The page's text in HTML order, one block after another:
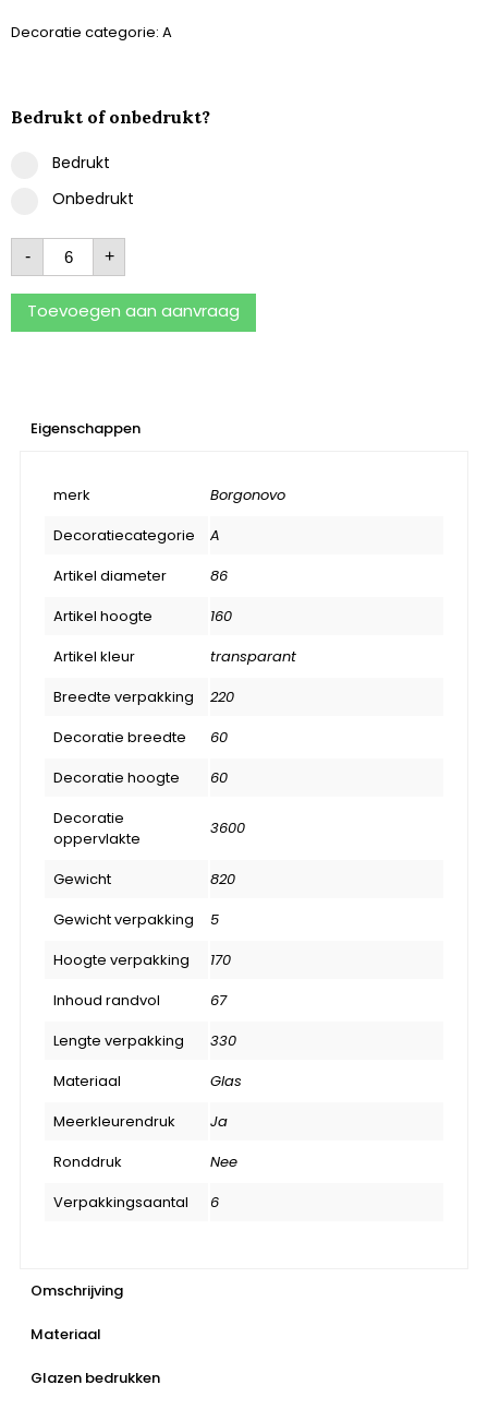
Decoratie categorie: A
Bedrukt of onbedrukt?
Bedrukt
Onbedrukt
- +
Toevoegen aan aanvraag
Eigenschappen
merk
Borgonovo
Decoratiecategorie
A
Artikel diameter
86
Artikel hoogte
160
Artikel kleur
transparant
Breedte verpakking
220
Decoratie breedte
60
Decoratie hoogte
60
Decoratie
oppervlakte
3600
Gewicht
820
Gewicht verpakking
5
Hoogte verpakking
170
Inhoud randvol
67
Lengte verpakking
330
Materiaal
Glas
Meerkleurendruk
Ja
Ronddruk
Nee
Verpakkingsaantal
6
Omschrijving
Materiaal
Glazen bedrukken